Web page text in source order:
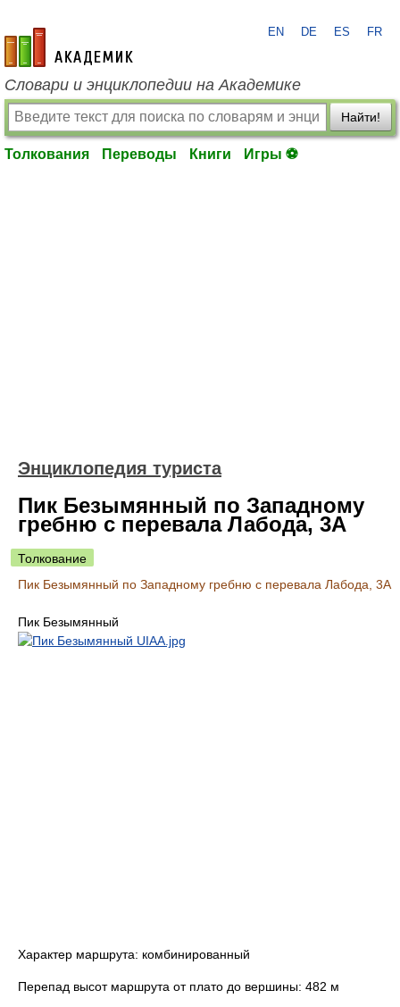
academic.ru
EN DE ES FR
Словари и энциклопедии на Академике
Найти!
Толкования Переводы Книги Игры ⚽
Энциклопедия туриста
Пик Безымянный по Западному
гребню с перевала Лабода, 3А
Толкование
Пик Безымянный по Западному гребню с перевала Лабода, 3А
Пик Безымянный
Характер маршрута: комбинированный
Перепад высот маршрута от плато до вершины: 482 м